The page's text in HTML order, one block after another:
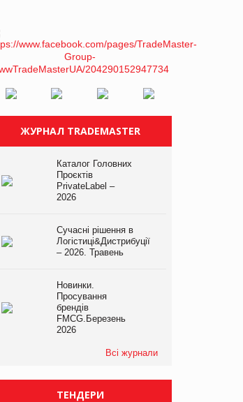
ЖУРНАЛ TRADEMASTER
Каталог Головних
Проєктів
PrivateLabel –
2026
Сучасні рішення в
Логістиці&Дистрибуції
– 2026. Травень
Новинки.
Просування
брендів
FMCG.Березень
2026
Всі журнали
ТЕНДЕРИ